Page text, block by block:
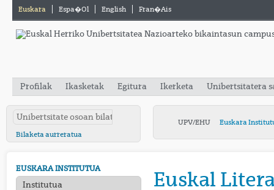
Euskara Espa�ol English Fran�ais
Profilak Ikasketak Egitura Ikerketa Unibertsitatera
Bilaketa aurreratua
UPV/EHU Euskara
EUSKARA INSTITUTUA
Institutua Euskal